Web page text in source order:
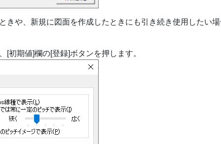
きや、新規に図面を作成したときにも引き続き使用したい
初期値]欄の[登録]ボタンを押します。